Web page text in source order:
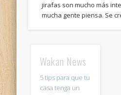
jirafas son mucho más
mucha gente piensa. Se
Wakan News
5 tips para que tu
casa tenga un